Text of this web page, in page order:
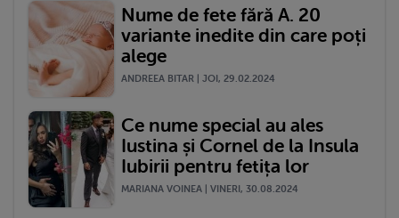
Nume de fete fără A. 20
variante inedite din care poți
alege
ANDREEA BITAR | JOI, 29.02.2024
Ce nume special au ales
Iustina și Cornel de la Insula
Iubirii pentru fetița lor
MARIANA VOINEA | VINERI, 30.08.2024